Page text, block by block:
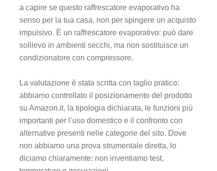
a capire se questo raffrescatore evaporativo ha
senso per la tua casa, non per spingere un acquisto
impulsivo. È un raffrescatore evaporativo: può dare
sollievo in ambienti secchi, ma non sostituisce un
condizionatore con compressore.
La valutazione è stata scritta con taglio pratico:
abbiamo controllato il posizionamento del prodotto
su Amazon.it, la tipologia dichiarata, le funzioni più
importanti per l’uso domestico e il confronto con
alternative presenti nelle categorie del sito. Dove
non abbiamo una prova strumentale diretta, lo
diciamo chiaramente: non inventiamo test,